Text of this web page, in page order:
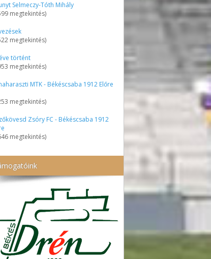
Selmeczy-Tóth Mihály
megtekintés)
megtekintés)
történt
megtekintés)
MTK - Békéscsaba 1912 Előre
megtekintés)
Zsóry FC - Békéscsaba 1912
megtekintés)